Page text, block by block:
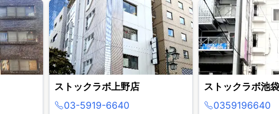
ストックラボ上野店
03-5919-6640
ストックラボ池
0359196640